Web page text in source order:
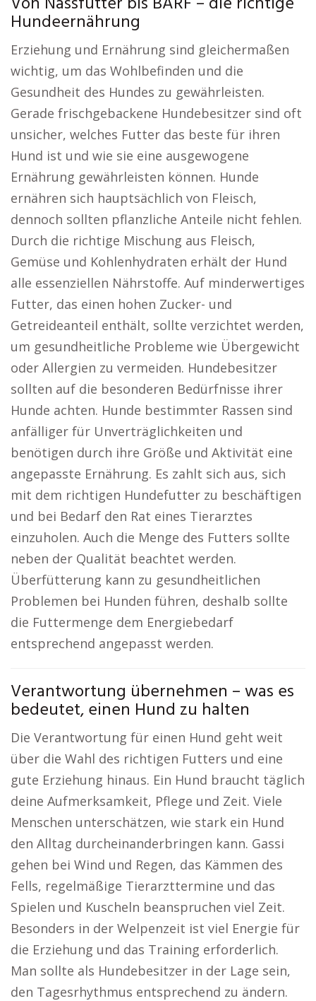
Hundeernährung
Erziehung und Ernährung sind gleichermaßen
wichtig, um das Wohlbefinden und die
Gesundheit des Hundes zu gewährleisten.
Gerade frischgebackene Hundebesitzer sind oft
unsicher, welches Futter das beste für ihren
Hund ist und wie sie eine ausgewogene
Ernährung gewährleisten können. Hunde
ernähren sich hauptsächlich von Fleisch,
dennoch sollten pflanzliche Anteile nicht fehlen.
Durch die richtige Mischung aus Fleisch,
Gemüse und Kohlenhydraten erhält der Hund
alle essenziellen Nährstoffe. Auf minderwertiges
Futter, das einen hohen Zucker- und
Getreideanteil enthält, sollte verzichtet werden,
um gesundheitliche Probleme wie Übergewicht
oder Allergien zu vermeiden. Hundebesitzer
sollten auf die besonderen Bedürfnisse ihrer
Hunde achten. Hunde bestimmter Rassen sind
anfälliger für Unverträglichkeiten und
benötigen durch ihre Größe und Aktivität eine
angepasste Ernährung. Es zahlt sich aus, sich
mit dem richtigen Hundefutter zu beschäftigen
und bei Bedarf den Rat eines Tierarztes
einzuholen. Auch die Menge des Futters sollte
neben der Qualität beachtet werden.
Überfütterung kann zu gesundheitlichen
Problemen bei Hunden führen, deshalb sollte
die Futtermenge dem Energiebedarf
entsprechend angepasst werden.
Verantwortung übernehmen – was es
bedeutet, einen Hund zu halten
Die Verantwortung für einen Hund geht weit
über die Wahl des richtigen Futters und eine
gute Erziehung hinaus. Ein Hund braucht täglich
deine Aufmerksamkeit, Pflege und Zeit. Viele
Menschen unterschätzen, wie stark ein Hund
den Alltag durcheinanderbringen kann. Gassi
gehen bei Wind und Regen, das Kämmen des
Fells, regelmäßige Tierarzttermine und das
Spielen und Kuscheln beanspruchen viel Zeit.
Besonders in der Welpenzeit ist viel Energie für
die Erziehung und das Training erforderlich.
Man sollte als Hundebesitzer in der Lage sein,
den Tagesrhythmus entsprechend zu ändern.